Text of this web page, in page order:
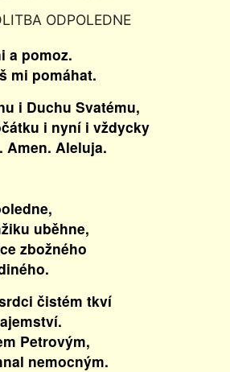
ODPOLEDNE
a pomoz.
mi pomáhat.
i Duchu Svatému,
i nyní i vždycky
Amen. Aleluja.
uběhne,
zbožného
čistém tkví
Petrovým,
nemocným.